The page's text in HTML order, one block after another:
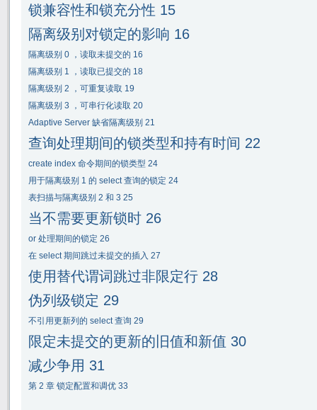
锁兼容性和锁充分性 15
隔离级别对锁定的影响 16
隔离级别 0 ，读取未提交的 16
隔离级别 1 ，读取已提交的 18
隔离级别 2 ，可重复读取 19
隔离级别 3 ，可串行化读取 20
Adaptive Server 缺省隔离级别 21
查询处理期间的锁类型和持有时间 22
create index 命令期间的锁类型 24
用于隔离级别 1 的 select查询的锁定 24
表扫描与隔离级别 2 和 3 25
当不需要更新锁时 26
or 处理期间的锁定 26
在 select期间跳过未提交的插入 27
使用替代谓词跳过非限定行 28
伪列级锁定 29
不引用更新列的 select查询 29
限定未提交的更新的旧值和新值 30
减少争用 31
第 2 章 锁定配置和调优 33